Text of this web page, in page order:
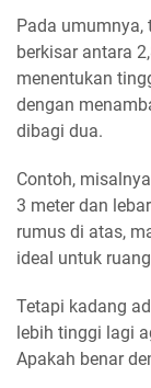
Pada
berkisar antara
menentukan
dengan
dibagi dua.
Contoh,
3 meter dan
rumus di atas,
ideal untuk
Tetapi kadang
lebih tinggi lagi
Apakah benar